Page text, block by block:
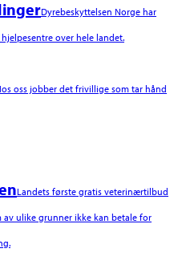
Dyrebeskyttelsen Norge har
over hele landet.
oss jobber det frivillige som tar hånd
Landets første gratis veterinærtilbud
av ulike grunner ikke kan betale for